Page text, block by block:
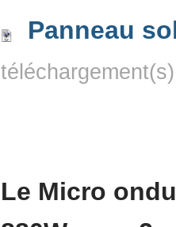
Panneau
téléchargement(s)
Le Micro